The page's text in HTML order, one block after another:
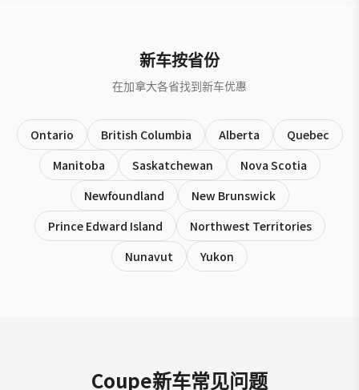
新车按省份
在加拿大各省找到新车优惠
Ontario British Columbia Alberta
Quebec
Manitoba
Saskatchewan
Nova Scotia
Newfoundland
New Brunswick
Prince Edward Island
Northwest Territories
Nunavut
Yukon
Coupe新车常见问题